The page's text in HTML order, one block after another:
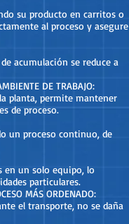
su producto en carritos o
al proceso y asegure
acumulación se reduce a
DE TRABAJO:
planta, permite mantener
de proceso.
un proceso continuo, de
en un solo equipo, lo
particulares.
MÁS ORDENADO:
el transporte, no se daña